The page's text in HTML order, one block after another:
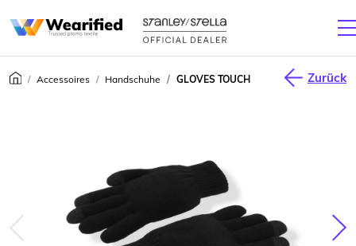
Accessoires Handschuhe GLOVES TOUCH Zurück